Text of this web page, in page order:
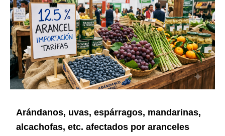
Arándanos, uvas, espárragos, mandarinas,
alcachofas, etc. afectados por aranceles